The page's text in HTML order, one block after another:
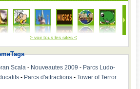
> voir tous les sites <
Scala - Nouveautes 2009 - Parcs Ludo-
- Parcs d'attractions- Tower of Terror